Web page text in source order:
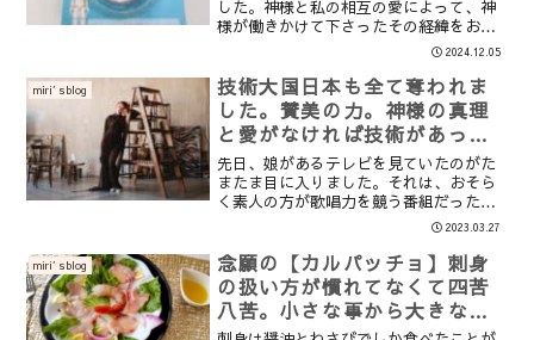
した。神様と私の相互の愛によって、神
様が働きかけて下さったその経緯をお話
したいと思います。我が家は夫が単身赴
任で家を出て、約２年経ちます。私にも
原因があった事は重々分かってはいたの
ですが、一緒に過ごしてい...
2024.12.05
miri′sblog
技術大国日本も全て奪われま
した。賛美の力。神様の真理
と愛がなければ技術があって
も生き残れません。
先日、娘があるテレビを見ていたのがた
またま目に入りました。それは、おそら
く素人の方が歌唱力を競う番組だったと
思います。女性が熱心に歌っていました
ので、思わず見てしまいました。とても
お上手な方だと思います。しかし、なぜ
か虚しくなってしまったの...
2023.03.27
miri′sblog
念願の【カルパッチョ】刺身
の扱い方が慣れてなくて四苦
八苦。小さな事から大きな事
まで神様の御業から学ぶ。